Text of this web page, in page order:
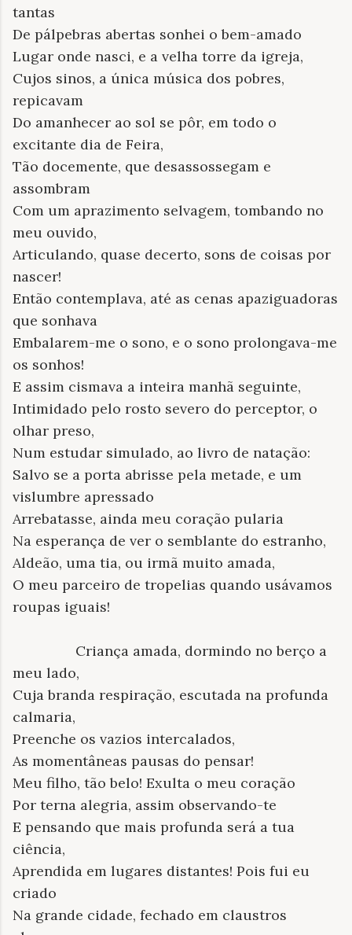
tantas
De pálpebras abertas sonhei o bem-amado
Lugar onde nasci, e a velha torre da igreja,
Cujos sinos, a única música dos pobres,
repicavam
Do amanhecer ao sol se pôr, em todo o
excitante dia de Feira,
Tão docemente, que desassossegam e
assombram
Com um aprazimento selvagem, tombando no
meu ouvido,
Articulando, quase decerto, sons de coisas por
nascer!
Então contemplava, até as cenas apaziguadoras
que sonhava
Embalarem-me o sono, e o sono prolongava-me
os sonhos!
E assim cismava a inteira manhã seguinte,
Intimidado pelo rosto severo do perceptor, o
olhar preso,
Num estudar simulado, ao livro de natação:
Salvo se a porta abrisse pela metade, e um
vislumbre apressado
Arrebatasse, ainda meu coração pularia
Na esperança de ver o semblante do estranho,
Aldeão, uma tia, ou irmã muito amada,
O meu parceiro de tropelias quando usávamos
roupas iguais!
Criança amada, dormindo no berço a
meu lado,
Cuja branda respiração, escutada na profunda
calmaria,
Preenche os vazios intercalados,
As momentâneas pausas do pensar!
Meu filho, tão belo! Exulta o meu coração
Por terna alegria, assim observando-te
E pensando que mais profunda será a tua
ciência,
Aprendida em lugares distantes! Pois fui eu
criado
Na grande cidade, fechado em claustros